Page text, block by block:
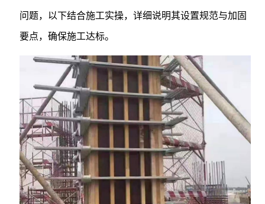
问题，以下结合施工实操，详细说明其设置规范与加固
要点，确保施工达标。